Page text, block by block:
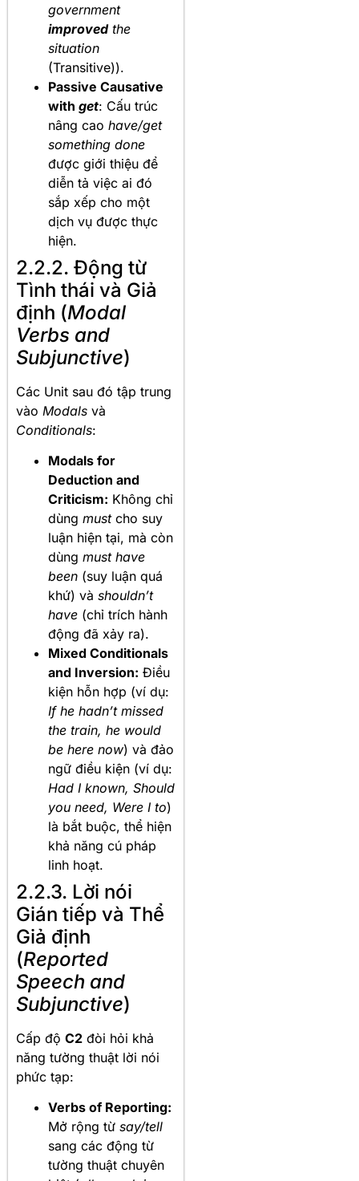
government
improvedthe
situation
(Transitive)).
Passive Causative
with get: Cấu trúc
nâng cao have/get
something done
được giới thiệu để
diễn tả việc ai đó
sắp xếp cho một
dịch vụ được thực
hiện.
2.2.2. Động từ
Tình thái và Giả
định (Modal
Verbs and
Subjunctive)
Các Unit sau đó tập trung
vào Modals và
Conditionals:
Modals for
Deduction and
Criticism: Không chỉ
dùng mustcho suy
luận hiện tại, mà còn
dùng must have
been (suy luận quá
khứ) và shouldn’t
have (chỉ trích hành
động đã xảy ra).
Mixed Conditionals
and Inversion: Điều
kiện hỗn hợp (ví dụ:
If he hadn’t missed
the train, he would
be here now) và đảo
ngữ điều kiện (ví dụ:
Had I known, Should
you need, Were I to)
là bắt buộc, thể hiện
khả năng cú pháp
linh hoạt.
2.2.3. Lời nói
Gián tiếp và Thể
Giả định
(Reported
Speech and
Subjunctive)
Cấp độ C2 đòi hỏi khả
năng tường thuật lời nói
phức tạp:
Verbs of Reporting:
Mở rộng từ say/tell
sang các động từ
tường thuật chuyên